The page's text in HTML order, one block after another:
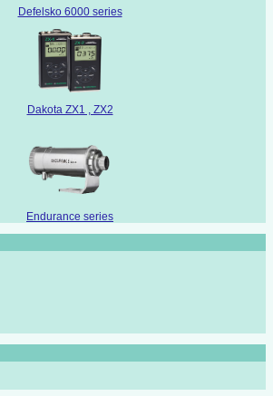
Defelsko 6000 series
Dakota ZX1 , ZX2
Endurance series